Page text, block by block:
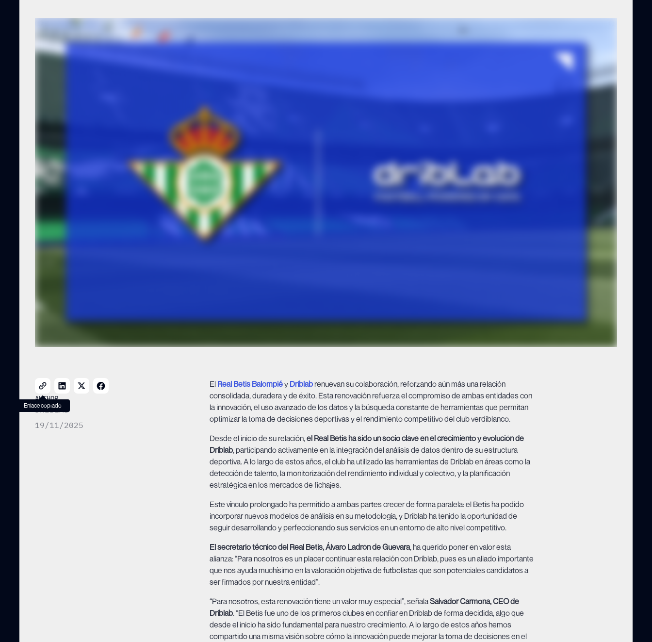
SU ACUERDO DE COLABORACIÓN PARA
Enlace copiado
AUTHOR
DRIBLAB
19/11/2025
El Real Betis Balompiéy Driblab renuevan su colaboración, reforzando aún más una relación
consolidada, duradera y de éxito. Esta renovación refuerza el compromiso de ambas entidades con
la innovación, el uso avanzado de los datos y la búsqueda constante de herramientas que permitan
optimizar la toma de decisiones deportivas y el rendimiento competitivo del club verdiblanco.
Desde el inicio de su relación,el Real Betis ha sido un socio clave en el crecimiento y evolución de
Driblab, participando activamente en la integración del análisis de datos dentro de su estructura
deportiva. A lo largo de estos años, el club ha utilizado las herramientas de Driblab en áreas como la
detección de talento, la monitorización del rendimiento individual y colectivo, y la planificación
estratégica en los mercados de fichajes.
Este vínculo prolongado ha permitido a ambas partes crecer de forma paralela: el Betis ha podido
incorporar nuevos modelos de análisis en su metodología, y Driblab ha tenido la oportunidad de
seguir desarrollando y perfeccionando sus servicios en un entorno de alto nivel competitivo.
El secretario técnico del Real Betis, Álvaro Ladrón de Guevara, ha querido poner en valor esta
alianza: “Para nosotros es un placer continuar esta relación con Driblab, pues es un aliado importante
que nos ayuda muchísimo en la valoración objetiva de futbolistas que son potenciales candidatos a
ser firmados por nuestra entidad”.
“Para nosotros, esta renovación tiene un valor muy especial”, señalaSalvador Carmona, CEO de
Driblab. “El Betis fue uno de los primeros clubes en confiar en Driblab de forma decidida, algo que
desde el inicio ha sido fundamental para nuestro crecimiento. A lo largo de estos años hemos
compartido una misma visión sobre cómo la innovación puede mejorar la toma de decisiones en el